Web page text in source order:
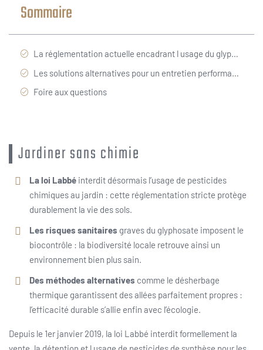
Sommaire
La réglementation actuelle encadrant l usage du glyphosate dans les jardins privés
Les solutions alternatives pour un entretien performant des allées et des bordures
Foire aux questions
Jardiner sans chimie
La loi Labbé interdit désormais l’usage de pesticides
chimiques au jardin : cette réglementation stricte protège
durablement la vie des sols.
Les risques sanitaires graves du glyphosate imposent le
biocontrôle : la biodiversité locale retrouve ainsi un
environnement bien plus sain.
Des méthodes alternatives comme le désherbage
thermique garantissent des allées parfaitement propres :
l’efficacité durable s’allie enfin avec l’écologie.
Depuis le 1er janvier 2019, la loi Labbé interdit formellement la